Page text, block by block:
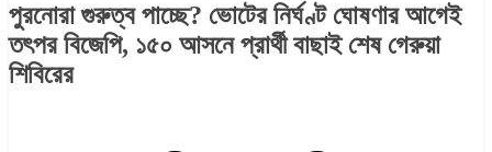
পুরনোরা গুরুত্ব পাচ্ছে? ভোটের নির্ঘণ্ট ঘোষণার আগেই
তৎপর বিজেপি, ১৫০ আসনে প্রার্থী বাছাই শেষ গেরুয়া
শিবিরের